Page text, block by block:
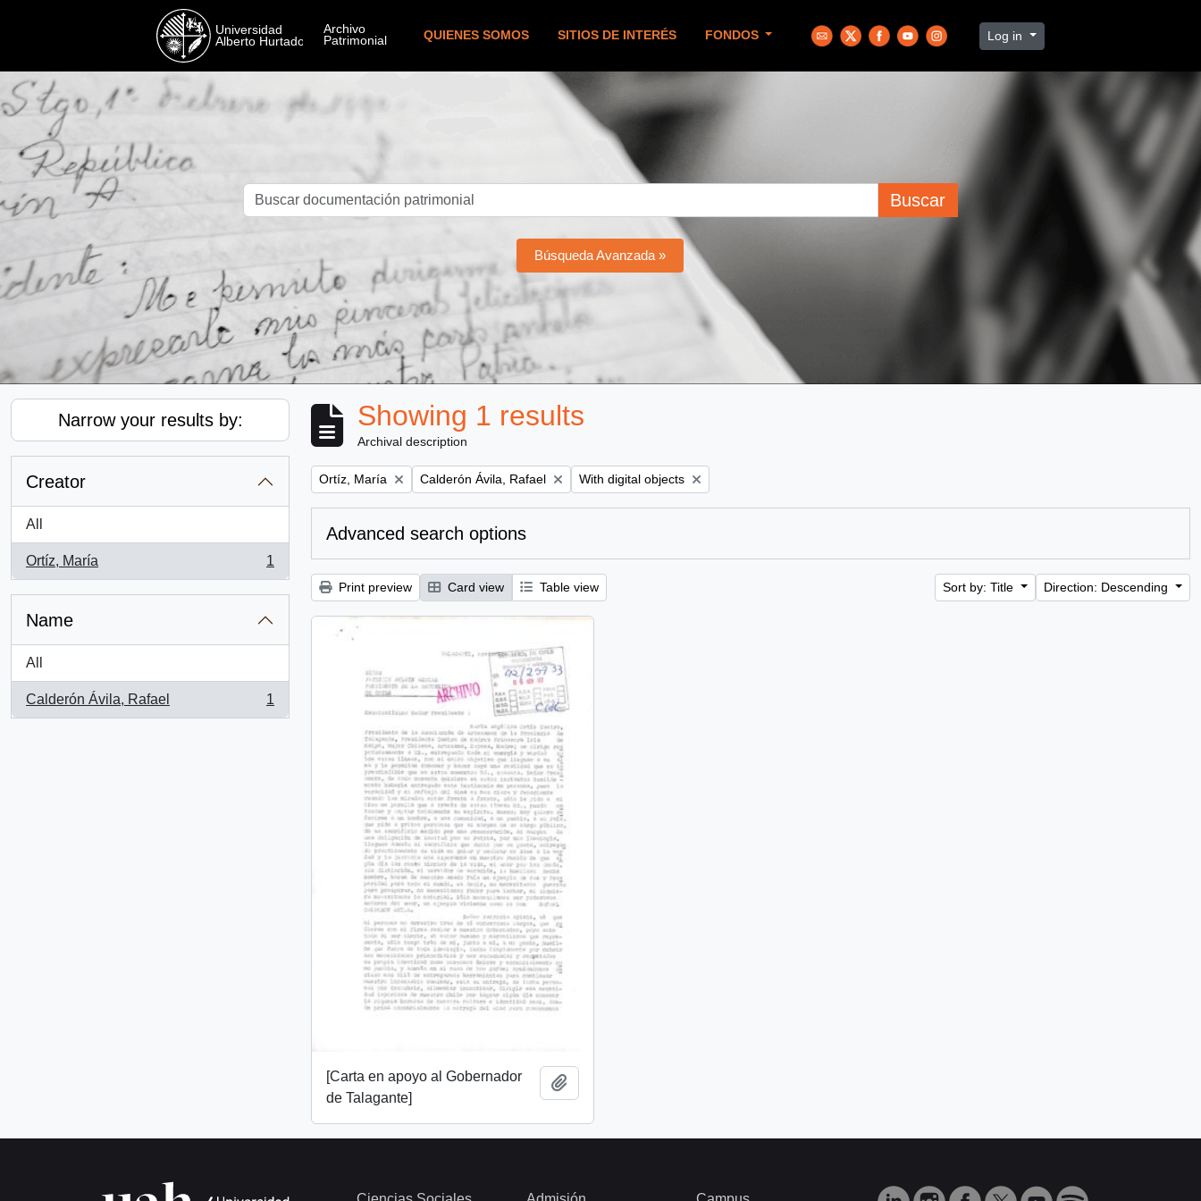
QUIENES SOMOS SITIOS DE INTERÉS FONDOS Log in
Buscar
Búsqueda Avanzada »
Narrow your results by:
Creator
All
Ortíz, María
, 1 results
1
Name
All
Calderón Ávila, Rafael
, 1 results
1
Showing 1 results
Archival description
Remove filter:
Ortíz, María Remove filter:
Calderón Ávila, Rafael Remove filter:
With digital objects
Advanced search options
Print preview Card view Table view Sort by: Title Direction: Descending
[Carta en apoyo al Gobernador
de Talagante]